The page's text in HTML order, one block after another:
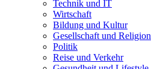
Technik und IT
Wirtschaft
Bildung und Kultur
Gesellschaft und Religion
Politik
Reise und Verkehr